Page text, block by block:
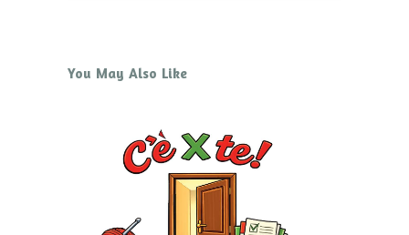
You May Also Like